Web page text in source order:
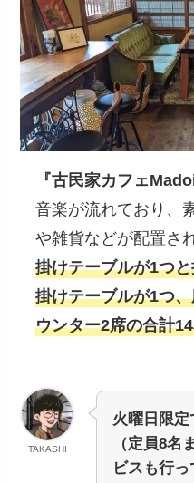
『古民家カフェ
音楽が流れており、
や雑貨などが配置さ
掛けテーブルが1つ
掛けテーブルが1つ
ウンター2席の合計
TAKASHI
火曜日限
（定員8名
ビスも行